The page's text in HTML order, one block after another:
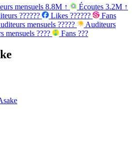
mensuels 8.8M ↑ Écoutes 3.2M ↑
?????? Likes ??????
Fans
mensuels ?????
Auditeurs
mensuels ???? Fans ???